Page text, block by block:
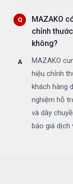
MAZAKO
chỉnh
không?
MAZAKO
hiệu chỉnh
khách hàng
nghiệm hỗ
và dây
báo giá dịch